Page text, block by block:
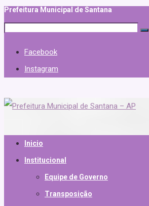
Prefeitura Municipal de Santana
Facebook
Instagram
Inicio
Institucional
Equipe de Governo
Transposição